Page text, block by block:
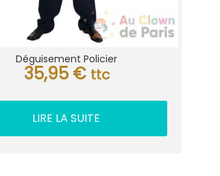
Déguisement Policier
35,95 € ttc
LIRE LA SUITE